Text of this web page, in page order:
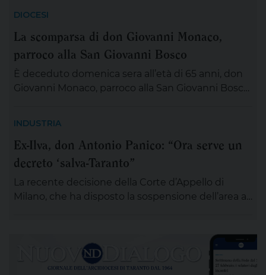
DIOCESI
La scomparsa di don Giovanni Monaco,
parroco alla San Giovanni Bosco
È deceduto domenica sera all’età di 65 anni, don
Giovanni Monaco, parroco alla San Giovanni Bosco.
preghiera e rendergli un ultimo saluto. Alle ore 20
ci si ritroverà come Comunità educativa pastorale
INDUSTRIA
Ex-Ilva, don Antonio Panico: “Ora serve un
decreto ‘salva-Taranto”
La recente decisione della Corte d’Appello di
Milano, che ha disposto la sospensione dell’area a
alla completa bonifica dell’amianto e alla riduzione
delle emissioni di polveri sottili, rappresenta un
passaggio destinato a segnare la lunga vicenda